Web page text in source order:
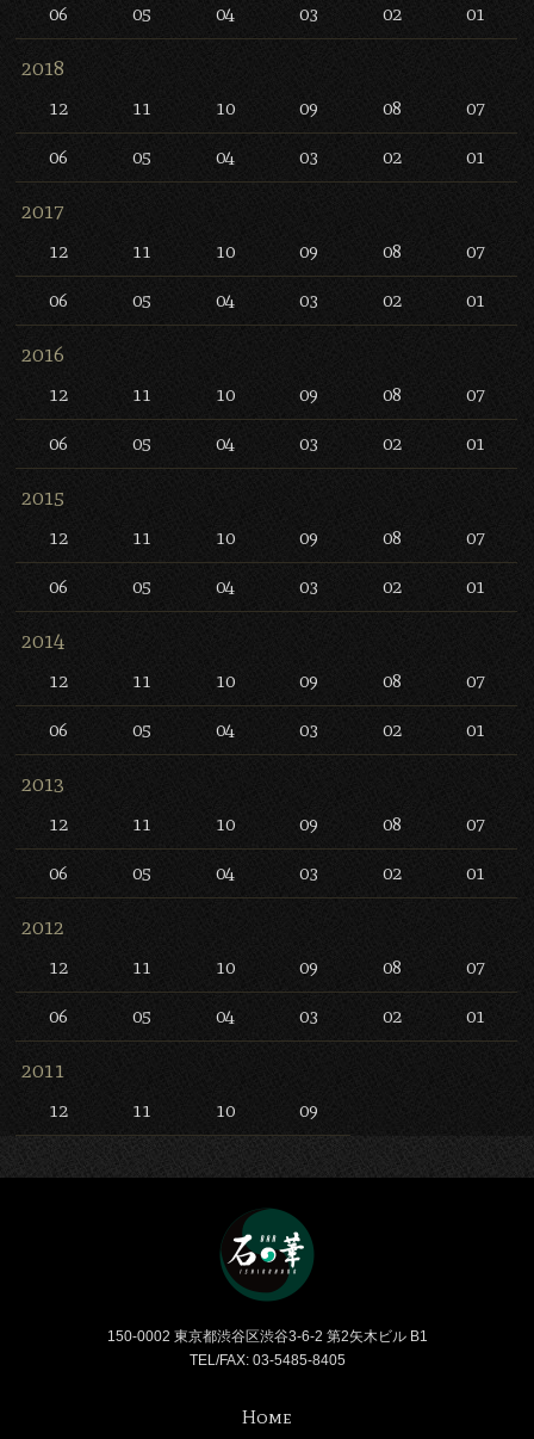
06 05 04 03 02 01
2018
12 11 10 09 08 07
06 05 04 03 02 01
2017
12 11 10 09 08 07
06 05 04 03 02 01
2016
12 11 10 09 08 07
06 05 04 03 02 01
2015
12 11 10 09 08 07
06 05 04 03 02 01
2014
12 11 10 09 08 07
06 05 04 03 02 01
2013
12 11 10 09 08 07
06 05 04 03 02 01
2012
12 11 10 09 08 07
06 05 04 03 02 01
2011
12 11 10 09
150-0002 東京都渋谷区渋谷3-6-2 第2矢木ビル B1
TEL/FAX: 03-5485-8405
Home